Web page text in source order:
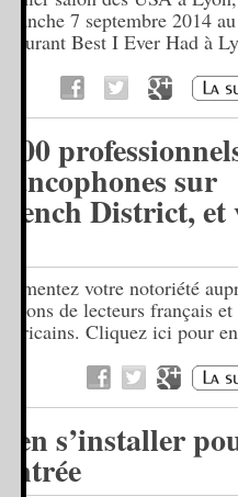
dimanche 7 septembre 2014 au
restaurant Best I Ever Had à
1200
francophones sur
French District, et
Augmentez votre notoriété
millions de lecteurs français et
américains. Cliquez ici pour
Bien s’installer
rentrée